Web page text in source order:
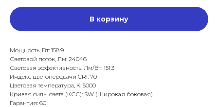
В корзину
Мощность, Вт: 158.9
Световой поток, Лм: 24046
Световая эффективность, Лм/Вт: 151.3
Индекс цветопередачи CRI: 70
Цветовая температура, К: 5000
Кривая силы света (КСС): SW (Широкая боковая)
Гарантия: 60